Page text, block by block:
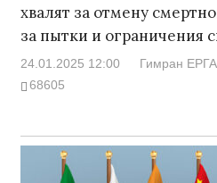
хвалят за отмену
за пытки и ограничения
24.01.2025 12:00 Гимран
68605